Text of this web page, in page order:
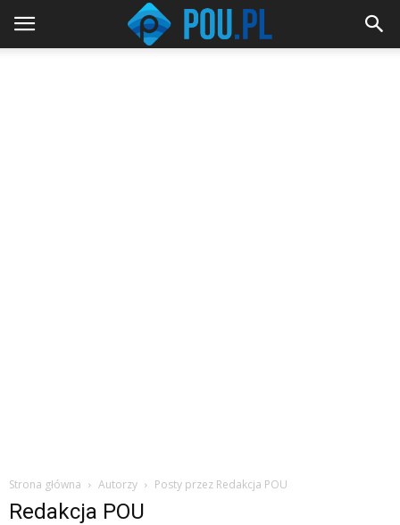
Strona główna Autorzy Posty przez Redakcja POU
Redakcja POU